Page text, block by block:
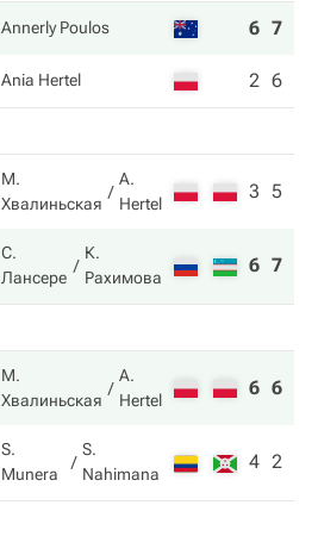
Annerly Poulos 6 7
Ania Hertel 2 6
М.
Хвалиньская
A.
Hertel
3 5
С.
Лансере
К.
Рахимова
6 7
М.
Хвалиньская
A.
Hertel
6 6
S.
Munera
S.
Nahimana
4 2